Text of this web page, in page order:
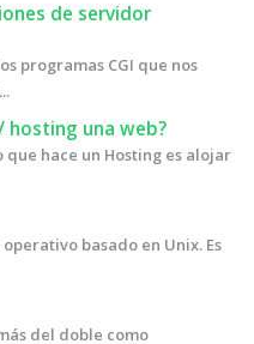
de servidor
programas CGI que nos
hosting una web?
que hace un Hosting es alojar
basado en Unix. Es
del doble como